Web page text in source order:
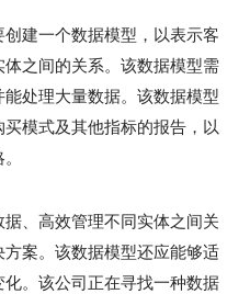
建一个数据模型，以表示客
之间的关系。该数据模型需
处理大量数据。该数据模型
模式及其他指标的报告，以
、高效管理不同实体之间关
案。该数据模型还应能够适
。该公司正在寻找一种数据